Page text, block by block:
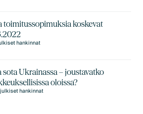
toimitussopimuksia koskevat
hankinnat
sota Ukrainassa – joustavatko
oloissa?
hankinnat